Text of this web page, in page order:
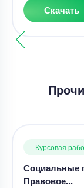
Скачать
Курсовая
Социальные
Правовое...